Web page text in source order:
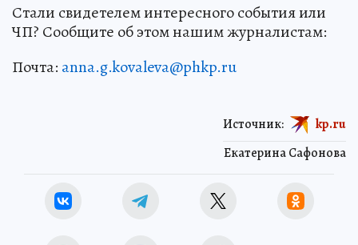
Стали свидетелем интересного события или
ЧП? Сообщите об этом нашим журналистам:
Почта: anna.g.kovaleva@phkp.ru
Екатерина Сафонова
Источник: kp.ru